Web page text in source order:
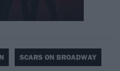
SCARS ON BROADWAY